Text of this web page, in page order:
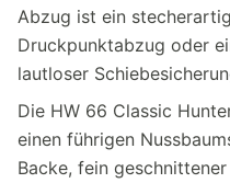
Abzug ist ein
Druckpunktabzug oder
lautloser
Die HW 66 Classic
einen führigen
Backe, fein